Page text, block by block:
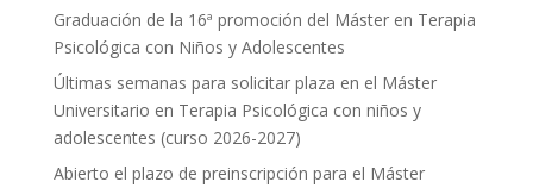
Graduación de la 16ª promoción del Máster en Terapia
Psicológica con Niños y Adolescentes
Últimas semanas para solicitar plaza en el Máster
Universitario en Terapia Psicológica con niños y
adolescentes (curso 2026-2027)
Abierto el plazo de preinscripción para el Máster